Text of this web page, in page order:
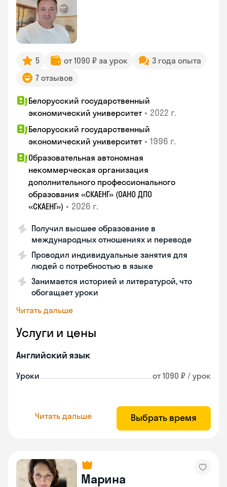
5 от 1090 ₽ за урок
3 года опыта
7 отзывов
Белорусский государственный
экономический университет • 2022 г.
Белорусский государственный
экономический университет • 1996 г.
Образовательная автономная
некоммерческая организация
дополнительного профессионального
образования «СКАЕНГ» (ОАНО ДПО
«СКАЕНГ») • 2026 г.
Получил высшее образование в
международных отношениях и переводе
Проводил индивидуальные занятия для
людей с потребностью в языке
Занимается историей и литературой, что
обогащает уроки
Читать дальше
Услуги и цены
Английский язык
Уроки от 1090 ₽ / урок
Читать дальше Выбрать время
Марина